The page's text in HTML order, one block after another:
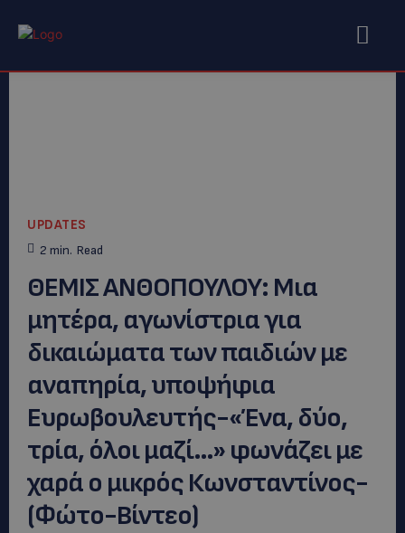
UPDATES
2 min. Read
ΘΕΜΙΣ ΑΝΘΟΠΟΥΛΟΥ: Μια
μητέρα, αγωνίστρια για
δικαιώματα των παιδιών με
αναπηρία, υποψήφια
Ευρωβουλευτής-«Ένα, δύο,
τρία, όλοι μαζί…» φωνάζει με
χαρά ο μικρός Κωνσταντίνος-
(Φώτο-Βίντεο)